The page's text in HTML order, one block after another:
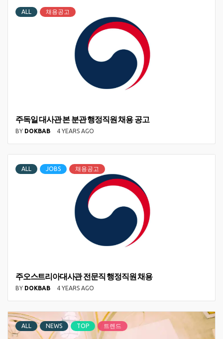
ALL 채용공고
주독일 대사관 본 분관 행정직원 채용 공고
BY DOKBAB 4 YEARS AGO
ALL JOBS 채용공고
주오스트리아대사관 전문직 행정직원 채용
BY DOKBAB 4 YEARS AGO
ALL NEWS TOP 트렌드